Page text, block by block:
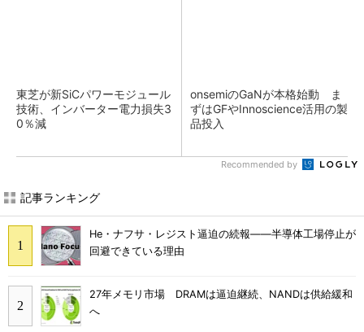
東芝が新SiCパワーモジュール
技術、インバーター電力損失3
0％減
onsemiのGaNが本格始動 ま
ずはGFやInnoscience活用の製
品投入
Recommended by
記事ランキング
He・ナフサ・レジスト逼迫の続報――半導体工場停止が
回避できている理由
27年メモリ市場 DRAMは逼迫継続、NANDは供給緩和
へ